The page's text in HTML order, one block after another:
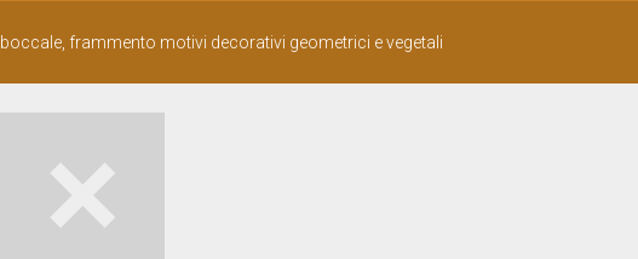
boccale, frammento motivi decorativi geometrici e vegetali